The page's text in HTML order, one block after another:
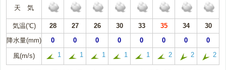
天 気
気温(℃) 28 27 26 30 33 35 34
30
降水量(mm)
0 0 0 0 0 0 0 0
風(m/s) 1 1 1 1 1 2 2 2